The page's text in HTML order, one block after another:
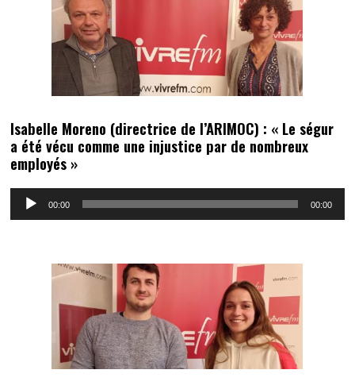
Isabelle Moreno (directrice de l’ARIMOC) : « Le ségur
a été vécu comme une injustice par de nombreux
employés »
Lecteur
00:00 00:00